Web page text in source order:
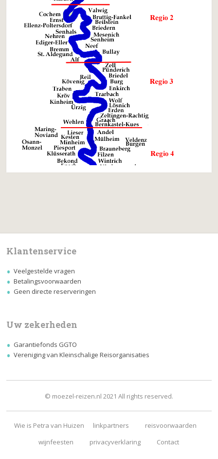
Klantenservice
Veelgestelde vragen
Betalingsvoorwaarden
Geen directe reserveringen
Uw zekerheden
Garantiefonds GGTO
Vereniging van Kleinschalige Reisorganisaties
© moezel-reizen.nl 2021 All rights reserved.
Wie is Petra van Huizen linkpartners
reisvoorwaarden
wijnfeesten
privacyverklaring Contact